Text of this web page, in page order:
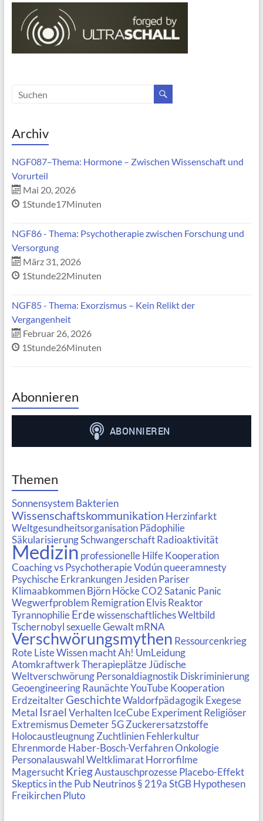
Archiv
NGF087–Thema: Hormone – Zwischen Wissenschaft und
Vorurteil
Mai 20, 2026
1Stunde17Minuten
NGF86 - Thema: Psychotherapie zwischen Forschung und
Versorgung
März 31, 2026
1Stunde22Minuten
NGF85 - Thema: Exorzismus – Kein Relikt der
Vergangenheit
Februar 26, 2026
1Stunde26Minuten
Abonnieren
Themen
Sonnensystem Bakterien
Wissenschaftskommunikation Herzinfarkt
Weltgesundheitsorganisation Pädophilie
SäkularisierungSchwangerschaft Radioaktivität
Medizin professionelle Hilfe Kooperation
Coaching vs PsychotherapieVodúnqueeramnesty
Psychische Erkrankungen Jesiden Pariser
Klimaabkommen Björn HöckeCO2Satanic Panic
Wegwerfproblem Remigration Elvis Reaktor
Tyrannophilie Erdewissenschaftliches Weltbild
Tschernobylsexuelle Gewalt mRNA
Verschwörungsmythen Ressourcenkrieg
Rote ListeWissen macht Ah! UmLeidung
AtomkraftwerkTherapieplätze Jüdische
Weltverschwörung Personaldiagnostik Diskriminierung
Geoengineering RaunächteYouTube Kooperation
Erdzeitalter GeschichteWaldorfpädagogik Exegese
Metal IsraelVerhalten IceCube Experiment Religiöser
Extremismus Demeter 5G Zuckerersatzstoffe
Holocaustleugnung Zuchtlinien Fehlerkultur
Ehrenmorde Haber-Bosch-VerfahrenOnkologie
PersonalauswahlWeltklimarat Horrorfilme
Magersucht KriegAustauschprozesse Placebo-Effekt
Skeptics in the Pub Neutrinos § 219a StGB Hypothesen
Freikirchen Pluto